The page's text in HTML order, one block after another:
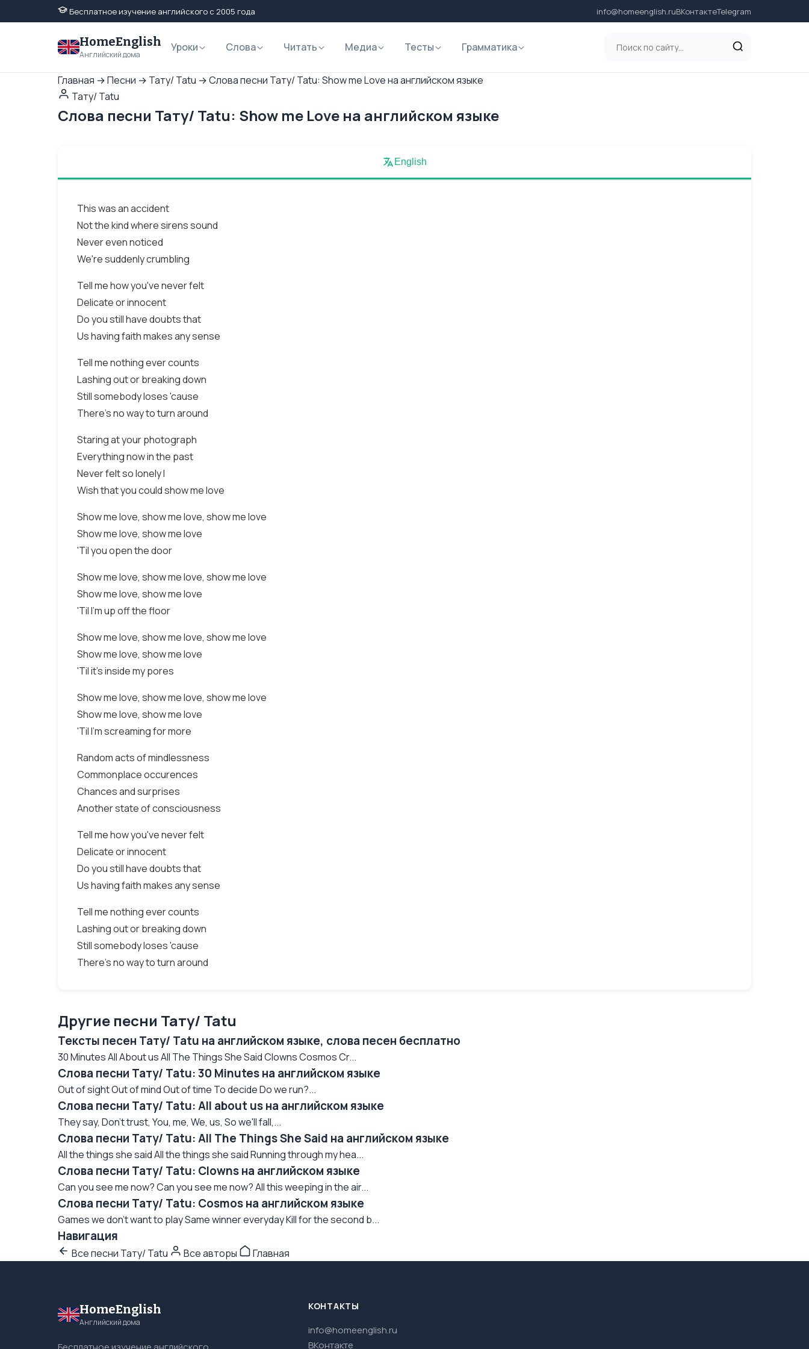
Бесплатное изучение английского с 2005 года info@homeenglish.ruВКонтактеTelegram
HomeEnglish
Английский дома
Уроки Слова Читать Медиа Тесты Грамматика
Главная →Песни → Тату/ Tatu →Слова песни Тату/ Tatu: Show me Love на английском языке
Тату/ Tatu
Слова песни Тату/ Tatu: Show me Love на английском языке
English
This was an accident
Not the kind where sirens sound
Never even noticed
We're suddenly crumbling
Tell me how you've never felt
Delicate or innocent
Do you still have doubts that
Us having faith makes any sense
Tell me nothing ever counts
Lashing out or breaking down
Still somebody loses 'cause
There's no way to turn around
Staring at your photograph
Everything now in the past
Never felt so lonely I
Wish that you could show me love
Show me love, show me love, show me love
Show me love, show me love
'Til you open the door
Show me love, show me love, show me love
Show me love, show me love
'Til I'm up off the floor
Show me love, show me love, show me love
Show me love, show me love
'Til it's inside my pores
Show me love, show me love, show me love
Show me love, show me love
'Til I'm screaming for more
Random acts of mindlessness
Commonplace occurences
Chances and surprises
Another state of consciousness
Tell me how you've never felt
Delicate or innocent
Do you still have doubts that
Us having faith makes any sense
Tell me nothing ever counts
Lashing out or breaking down
Still somebody loses 'cause
There's no way to turn around
Другие песни Тату/ Tatu
Тексты песен Тату/ Tatu на английском языке, слова песен бесплатно
30 Minutes All About us All The Things She Said Clowns Cosmos Cr...
Слова песни Тату/ Tatu: 30 Minutes на английском языке
Out of sight Out of mind Out of time To decide Do we run?...
Слова песни Тату/ Tatu: All about us на английском языке
They say, Don't trust, You, me, We, us, So we'll fall,...
Слова песни Тату/ Tatu: All The Things She Said на английском языке
All the things she said All the things she said Running through my hea...
Слова песни Тату/ Tatu: Clowns на английском языке
Can you see me now? Can you see me now? All this weeping in the air...
Слова песни Тату/ Tatu: Cosmos на английском языке
Games we don’t want to play Same winner everyday Kill for the second b...
Навигация
Все песни Тату/ Tatu Все авторы Главная
HomeEnglish
Английский дома
КОНТАКТЫ
info@homeenglish.ru
ВКонтакте